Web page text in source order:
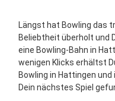
Längst hat Bowling das
Beliebtheit überholt und
eine Bowling-Bahn in
wenigen Klicks erhältst
Bowling in Hattingen
Dein nächstes Spiel